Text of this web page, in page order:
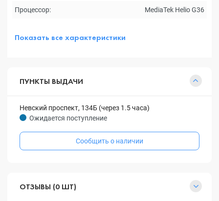
Процессор: MediaTek Helio G36
Показать все характеристики
ПУНКТЫ ВЫДАЧИ
Невский проспект, 134Б (через 1.5 часа)
Ожидается поступление
Сообщить о наличии
ОТЗЫВЫ (0 ШТ)